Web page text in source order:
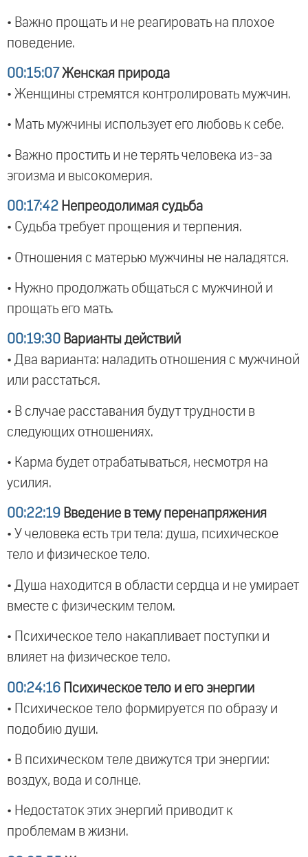
• Важно прощать и не реагировать на плохое
поведение.
00:15:07 Женская природа
• Женщины стремятся контролировать мужчин.
• Мать мужчины использует его любовь к себе.
• Важно простить и не терять человека из-за
эгоизма и высокомерия.
00:17:42 Непреодолимая судьба
• Судьба требует прощения и терпения.
• Отношения с матерью мужчины не наладятся.
• Нужно продолжать общаться с мужчиной и
прощать его мать.
00:19:30 Варианты действий
• Два варианта: наладить отношения с мужчиной
или расстаться.
• В случае расставания будут трудности в
следующих отношениях.
• Карма будет отрабатываться, несмотря на
усилия.
00:22:19 Введение в тему перенапряжения
• У человека есть три тела: душа, психическое
тело и физическое тело.
• Душа находится в области сердца и не умирает
вместе с физическим телом.
• Психическое тело накапливает поступки и
влияет на физическое тело.
00:24:16 Психическое тело и его энергии
• Психическое тело формируется по образу и
подобию души.
• В психическом теле движутся три энергии:
воздух, вода и солнце.
• Недостаток этих энергий приводит к
проблемам в жизни.